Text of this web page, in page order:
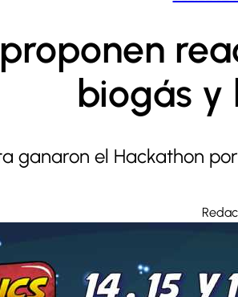
biogás y
ganaron el Hackathon